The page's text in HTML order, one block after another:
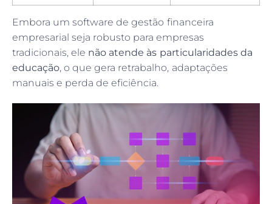
Embora um software de gestão financeira
empresarial seja robusto para empresas
tradicionais, ele não atende às particularidades da
educação, o que gera retrabalho, adaptações
manuais e perda de eficiência.